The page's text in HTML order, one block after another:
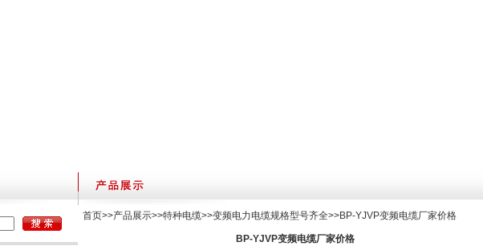
首页>>产品展示>>特种电缆>>变频电力电缆规格型号齐全>>BP-YJVP变频电缆厂家价格
BP-YJVP变频电缆厂家价格